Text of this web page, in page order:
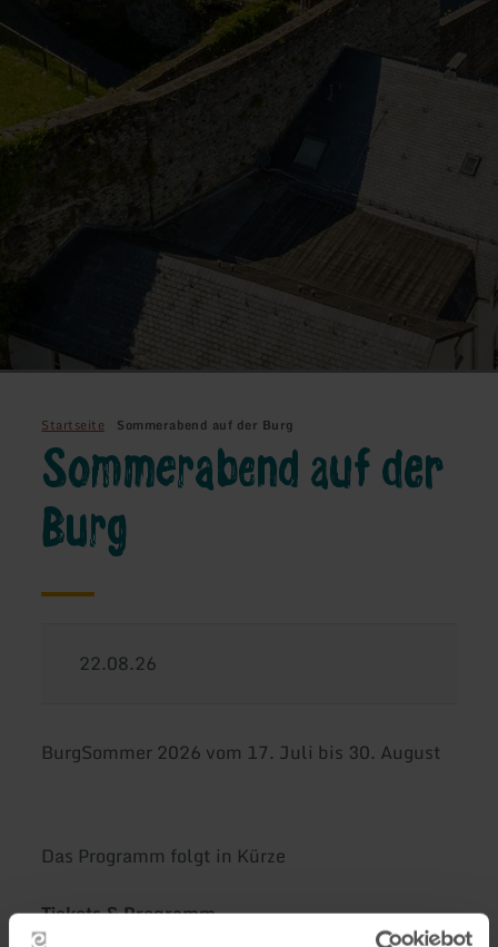
Startseite Sommerabend auf der Burg
Sommerabend auf der
Burg
22.08.26
BurgSommer 2026 vom 17. Juli bis 30. August
Das Programm folgt in Kürze
Tickets & Programm
www.eventim.de